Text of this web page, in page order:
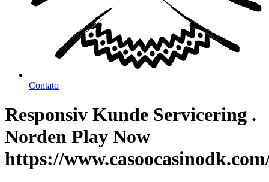
Contato
Responsiv Kunde Servicering .
Norden Play Now
https://